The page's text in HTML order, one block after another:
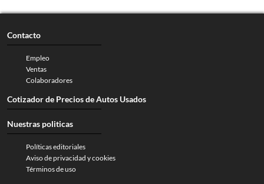
Contacto
Empleo
Ventas
Colaboradores
Cotizador de Precios de Autos Usados
Nuestras politicas
Políticas editoriales
Aviso de privacidad y cookies
Términos de uso